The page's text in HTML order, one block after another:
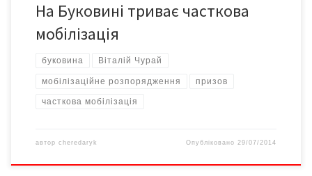
На Буковині триває часткова
мобілізація
буковина Віталій Чурай
мобілізаційне розпорядження призов
часткова мобілізація
автор cheredaryk Опубліковано29/07/2014